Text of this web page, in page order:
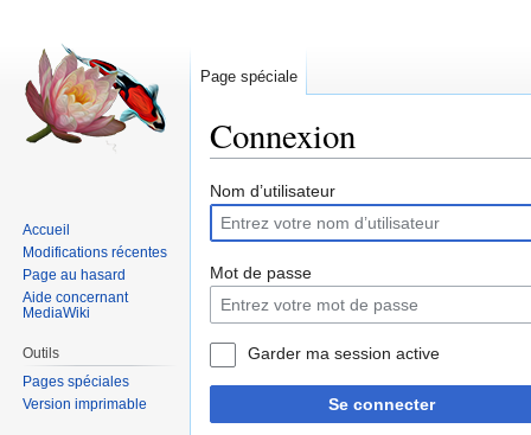
Connexion
Sauter
la
navigation
Sauter
la
recherche
Nom d’utilisateur
Mot de passe
Garder ma session active
Se connecter
Page spéciale
Accueil
Modifications récentes
Page au hasard
Aide concernant
MediaWiki
Outils
Pages spéciales
Version imprimable